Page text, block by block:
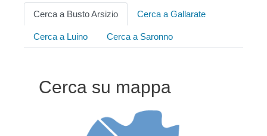
Cerca a Busto Arsizio Cerca a Gallarate
Cerca a Luino Cerca a Saronno
Cerca su mappa